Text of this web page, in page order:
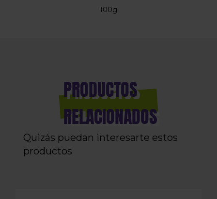
100g
PRODUCTOS
RELACIONADOS
Quizás puedan interesarte estos
productos